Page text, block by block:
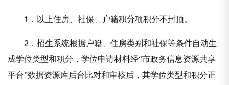
1 ．以上住房、社保、户籍积分项积分不封顶。
2 ．招生系统根据户籍、住房类别和社保等条件自动生
成学位类型和积分，学位申请材料经“市政务信息资源共享
平台”数据资源库后台比对和审核后，其学位类型和积分正